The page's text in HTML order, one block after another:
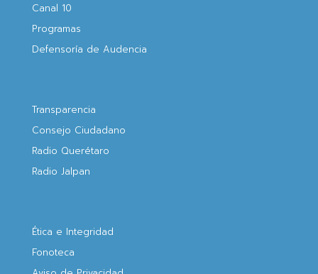
Canal 10
Programas
Defensoría de Audencia
Transparencia
Consejo Ciudadano
Radio Querétaro
Radio Jalpan
Ética e Integridad
Fonoteca